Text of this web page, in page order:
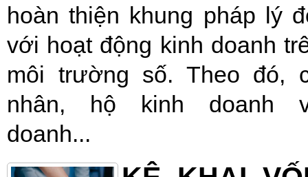
hoàn thiện khung pháp lý
với hoạt động kinh doanh
môi trường số. Theo đó,
nhân, hộ kinh doanh
doanh...